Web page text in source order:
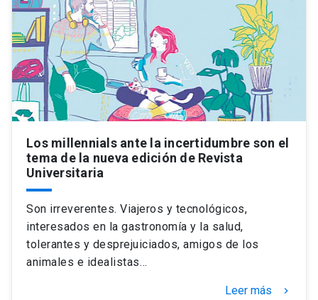
Los millennials ante la incertidumbre son el
tema de la nueva edición de Revista
Universitaria
Son irreverentes. Viajeros y tecnológicos,
interesados en la gastronomía y la salud,
tolerantes y desprejuiciados, amigos de los
animales e idealistas…
Leer más keyboard_arrow_right